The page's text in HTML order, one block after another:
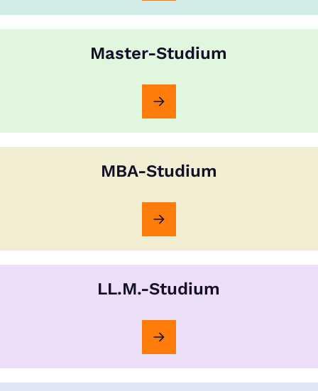
Master-Studium
MBA-Studium
LL.M.-Studium